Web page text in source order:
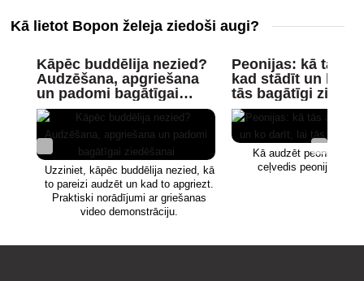
Kā lietot Bopon želeja ziedoši augi?
Kāpēc buddēlija nezied?
Audzēšana, apgriešana
un padomi bagātīgai
ziedēšanai
Uzziniet, kāpēc buddēlija nezied, kā
to pareizi audzēt un kad to apgriezt.
Praktiski norādījumi ar griešanas
video demonstrāciju.
Peonijas: kā tās
kad stādīt un ko
tās bagātīgi
Kā audzēt peonijas?
ceļvedis peoniju